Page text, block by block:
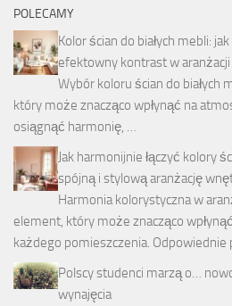
POLECAMY
Kolor ścian do białych mebli:
efektowny kontrast w
Wybór koloru ścian do białych
który może znacząco wpłynąć na
osiągnąć harmonię, …
Jak harmonijnie łączyć kolory
spójną i stylową aranżację
Harmonia kolorystyczna w
element, który może znacząco
każdego pomieszczenia. Odpowiednie
Polscy studenci marzą o…
wynajęcia